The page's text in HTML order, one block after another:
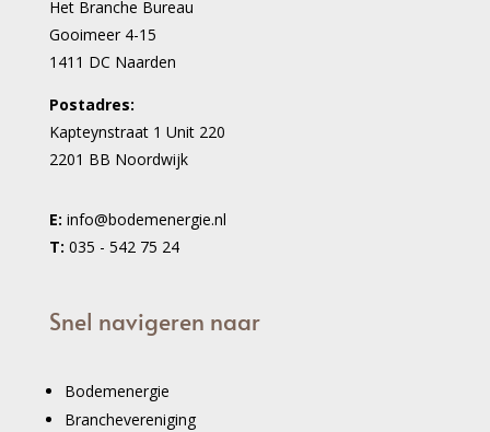
Het Branche Bureau
Gooimeer 4-15
1411 DC Naarden
Postadres:
Kapteynstraat 1 Unit 220
2201 BB Noordwijk
E: info@bodemenergie.nl
T: 035 - 542 75 24
Snel navigeren naar
Bodemenergie
Branchevereniging